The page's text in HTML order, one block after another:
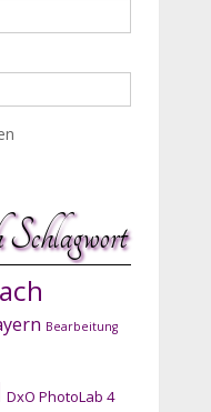
Bearbeitung
DxO PhotoLab 4